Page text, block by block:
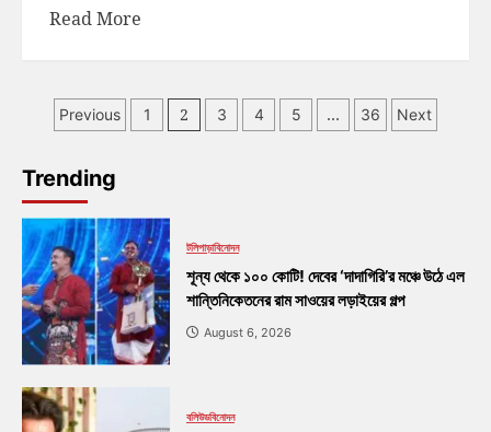
Read More
Previous 1 2 3 4 5 … 36 Next
Trending
টলিপাড়াবিনোদন
শূন্য থেকে ১০০ কোটি! দেবের ‘দাদাগিরি’র মঞ্চে উঠে এল
শান্তিনিকেতনের রাম সাওয়ের লড়াইয়ের গল্প
August 6, 2026
বলিউডবিনোদন